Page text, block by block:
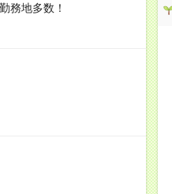
務地多数！